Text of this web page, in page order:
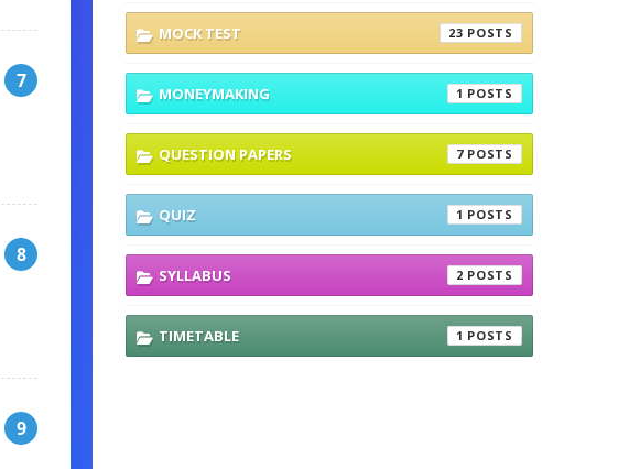
7
8
9
MOCK TEST 23
MONEYMAKING 1
QUESTION PAPERS 7
QUIZ 1
SYLLABUS 2
TIMETABLE 1